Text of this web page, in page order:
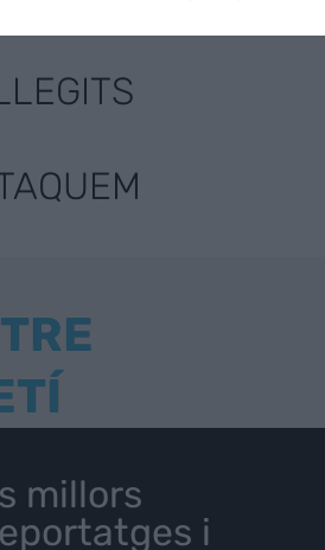
millors
i